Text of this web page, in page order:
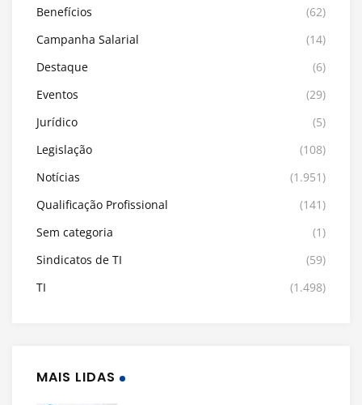
Benefícios
(62)
Campanha Salarial
(14)
Destaque
(6)
Eventos
(29)
Jurídico
(5)
Legislação
(108)
Notícias
(1.951)
Qualificação Profissional
(141)
Sem categoria
(1)
Sindicatos de TI
(59)
TI
(1.498)
MAIS LIDAS